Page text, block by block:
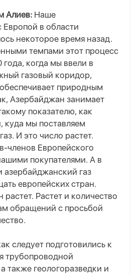
Алиев: Наше
Европой в области
некоторое время назад.
темпами этот процесс
когда мы ввели в
газовый коридор,
природным
Азербайджан занимает
показателю, как
куда мы поставляем
И это число растет.
членов Европейского
покупателями. А в
газ
европейских стран.
растет. Растет и количество
обращений с просьбой
следует подготовились к
трубопроводной
также геологоразведки и